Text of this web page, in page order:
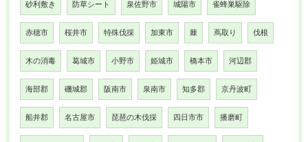
砂利敷き 防草シート 泉佐野市 城陽市 雀蜂巣駆除
赤穂市 桜井市 特殊伐採 加東市 棘 蔦取り 伐根
木の消毒 葛城市 小野市 姫城市 橋本市 河辺郡
海部郡 磯城郡 阪南市 泉南市 知多郡 京丹波町
船井郡 名古屋市 琵琶の木伐採 四日市市 播磨町